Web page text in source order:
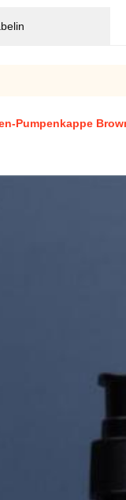
Pumpenkappe